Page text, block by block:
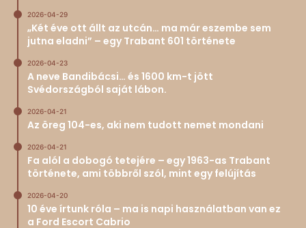
2026-04-29
„Két éve ott állt az utcán… ma már eszembe sem
jutna eladni” – egy Trabant 601 története
2026-04-23
A neve Bandibácsi… és 1600 km-t jött
Svédországból saját lábon.
2026-04-21
Az öreg 104-es, aki nem tudott nemet mondani
2026-04-21
Fa alól a dobogó tetejére – egy 1963-as Trabant
története, ami többről szól, mint egy felújítás
2026-04-20
10 éve írtunk róla – ma is napi használatban van ez
a Ford Escort Cabrio